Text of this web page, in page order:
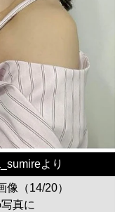
より
像（14/20）
真に